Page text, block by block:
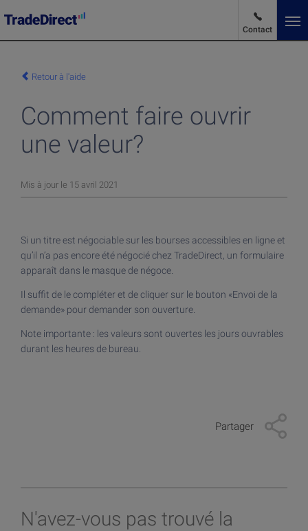
Contact
Actualités des marchés
Produits et Services
Acheter des actions
Investir dans des ETF
Investir dans les cryptos
Au sujet de TradeDirect
Devenir client
Devenir client
Retour à l'aide
Comment faire ouvrir
une valeur?
Mis à jour le 15 avril 2021
Si un titre est négociable sur les bourses accessibles en ligne et
qu’il n’a pas encore été négocié chez TradeDirect, un formulaire
apparaît dans le masque de négoce.
Il suffit de le compléter et de cliquer sur le bouton «Envoi de la
demande» pour demander son ouverture.
Note importante : les valeurs sont ouvertes les jours ouvrables
durant les heures de bureau.
Partager
N'avez-vous pas trouvé la